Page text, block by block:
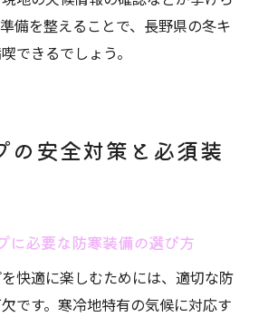
備を整えることで、長野県の冬キ
できるでしょう。
の安全対策と必須装
に必要な防寒装備の選び方
快適に楽しむためには、適切な防
です。寒冷地特有の気候に対応す